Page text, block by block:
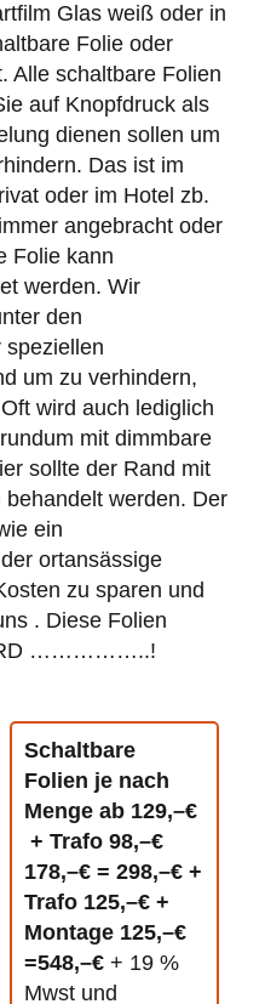
Glas weiß oder in
Folie oder
Alle schaltbare Folien
auf Knopfdruck als
dienen sollen um
Das ist im
oder im Hotel zb.
angebracht oder
Folie kann
werden. Wir
den
speziellen
um zu verhindern,
wird auch lediglich
mit dimmbare
sollte der Rand mit
werden. Der
ein
ortansässige
zu sparen und
. Diese Folien
BRD ……………..!
Schaltbare
Folien je nach
Menge ab 129,–€
+ Trafo 98,–€
178,–€ = 298,–€ +
Trafo 125,–€ +
Montage 125,–€
=548,–€ + 19 %
Mwst und